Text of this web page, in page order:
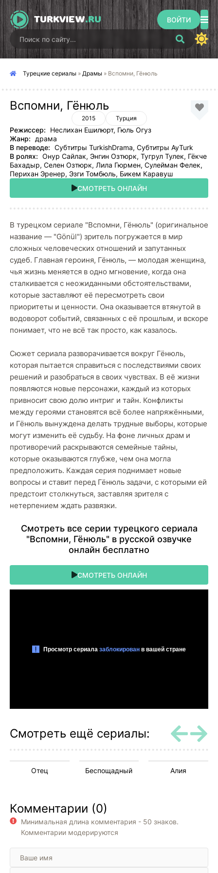
TURKVIEW.RU ВОЙТИ
Турецкие сериалы » Драмы » Вспомни, Гёнюль
Вспомни, Гёнюль
2015 Турция
Режиссер:
Неслихан Ешилюрт, Гюль Огуз
Жанр:
драма
В переводе: Субтитры TurkishDrama, Субтитры AyTurk
В ролях: Онур Сайлак, Энгин Озтюрк, Тугрул Тулек, Гёкче
Бахадыр, Селен Озтюрк, Лила Гюрмен, Сулейман Фелек,
Перихан Эренер, Эзги Томбюль, Бикем Каравуш
СМОТРЕТЬ ОНЛАЙН
В турецком сериале "Вспомни, Гёнюль" (оригинальное
название — "Gönül") зритель погружается в мир
сложных человеческих отношений и запутанных
судеб. Главная героиня, Гёнюль, — молодая женщина,
чья жизнь меняется в одно мгновение, когда она
сталкивается с неожиданными обстоятельствами,
которые заставляют её пересмотреть свои
приоритеты и ценности. Она оказывается втянутой в
водоворот событий, связанных с её прошлым, и вскоре
понимает, что не всё так просто, как казалось.
Сюжет сериала разворачивается вокруг Гёнюль,
которая пытается справиться с последствиями своих
решений и разобраться в своих чувствах. В её жизни
появляются новые персонажи, каждый из которых
привносит свою долю интриг и тайн. Конфликты
между героями становятся всё более напряжёнными,
и Гёнюль вынуждена делать трудные выборы, которые
могут изменить её судьбу. На фоне личных драм и
противоречий раскрываются семейные тайны,
которые оказываются глубже, чем она могла
предположить. Каждая серия поднимает новые
вопросы и ставит перед Гёнюль задачи, с которыми ей
предстоит столкнуться, заставляя зрителя с
нетерпением ждать развязки.
Cмoтpeть вce cepии туpeцкoгo cepиaлa
"Вспомни, Гёнюль" в pуccкoй oзвучкe
oнлaйн бecплaтнo
СМОТРЕТЬ ОНЛАЙН
Смотреть ещё сериалы:
Отец Беспощадный Aлия
Комментарии (0)
Минимальная длина комментария - 50 знаков.
Комментарии модерируются